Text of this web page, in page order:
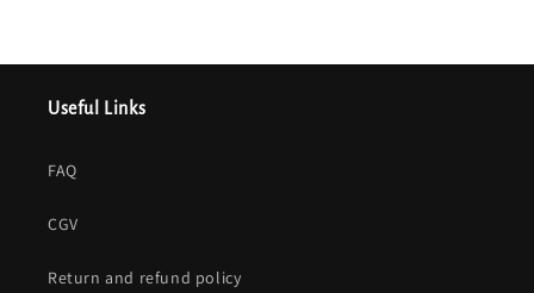
Useful Links
FAQ
CGV
Return and refund policy